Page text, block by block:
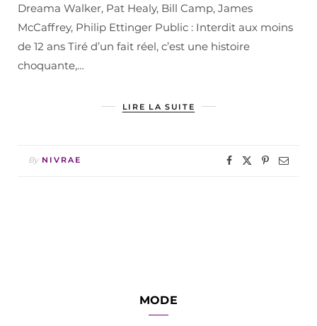
Dreama Walker, Pat Healy, Bill Camp, James
McCaffrey, Philip Ettinger Public : Interdit aux moins
de 12 ans Tiré d’un fait réel, c’est une histoire
choquante,…
LIRE LA SUITE
By NIVRAE
MODE